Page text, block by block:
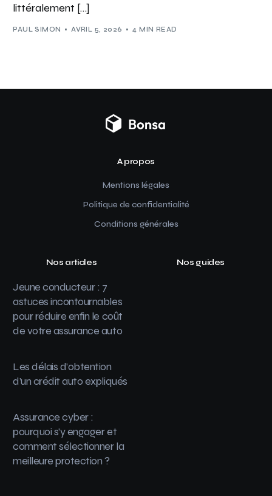
littéralement […]
PAUL SIMON AVRIL 5, 2026 4 MIN READ
A propos
Mentions légales
Politique de confidentialité
Conditions générales
Nos articles
Jeune conducteur : 7
astuces incontournables
pour réduire enfin le coût
de votre assurance auto
Les délais d’obtention
d’un crédit auto expliqués
Assurance cyber :
pourquoi s’y engager et
comment sélectionner la
meilleure protection ?
Nos guides